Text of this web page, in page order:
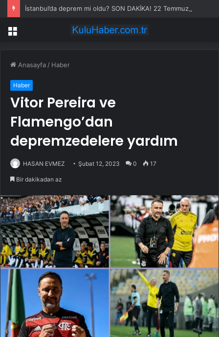
Menü
Anasayfa / Haber
Haber
Vitor Pereira ve
Flamengo’dan
depremzedelere yardım
HASAN EVMEZ Şubat 12, 2023 0 17
Bir dakikadan az